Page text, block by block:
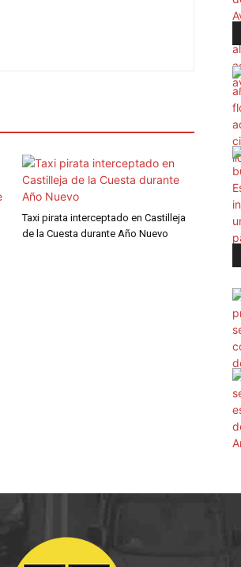
Taxi pirata interceptado en Castilleja
de la Cuesta durante Año Nuevo